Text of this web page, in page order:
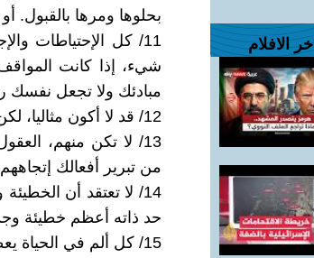
اخر الافلام
بحلوها ومرها
11/ كل الإحتياطات
شيء، إذا كانت
مبادئك ولا تجعل نفسك
12/ قد لا أكون مثاليا، لكن على الأقل لست مزيفا.
13/ لا تكن منهم،
من تبرير أفعالك
14/ لا تعتقد أن
حد ذاته أعظم خطيئة
15/ كل ألم في الحياة يعطينا درسا، يزيل من القائمة شخصا.